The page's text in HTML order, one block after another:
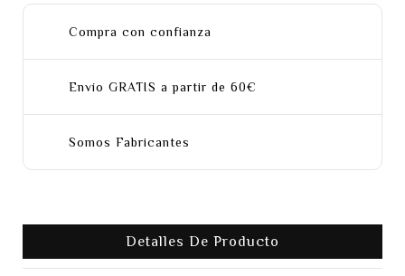
Compra con confianza
Envío GRATIS a partir de 60€
Somos Fabricantes
Detalles De Producto